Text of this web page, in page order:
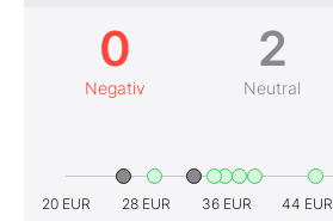
0
Negativ
2
Neutral
20 EUR 28 EUR 36 EUR 44 EUR